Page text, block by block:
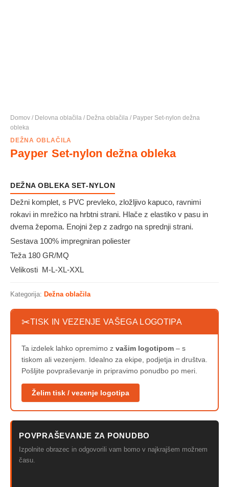
Domov / Delovna oblačila / Dežna oblačila / Payper Set-nylon dežna
obleka
DEŽNA OBLAČILA
Payper Set-nylon dežna obleka
DEŽNA OBLEKA SET-NYLON
Dežni komplet, s PVC prevleko, zložljivo kapuco, ravnimi
rokavi in mrežico na hrbtni strani. Hlače z elastiko v pasu in
dvema žepoma. Enojni žep z zadrgo na sprednji strani.
Sestava 100% impregniran poliester
Teža 180 GR/MQ
Velikosti M-L-XL-XXL
Kategorija: Dežna oblačila
✂TISK IN VEZENJE VAŠEGA LOGOTIPA
Ta izdelek lahko opremimo z vašim logotipom – s
tiskom ali vezenjem. Idealno za ekipe, podjetja in društva.
Pošljite povpraševanje in pripravimo ponudbo po meri.
Želim tisk / vezenje logotipa
POVPRAŠEVANJE ZA PONUDBO
Izpolnite obrazec in odgovorili vam bomo v najkrajšem možnem
času.